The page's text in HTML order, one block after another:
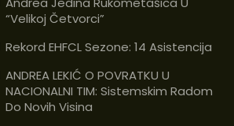
“velikoj Četvorci”
Rekord EHFCL Sezone: 14 Asistencija
ANDREA LEKIĆ O POVRATKU U
NACIONALNI TIM: Sistemskim Radom
Do Novih Visina